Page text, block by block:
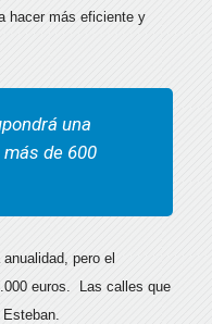
hacer más eficiente y
una
de 600
pero el
euros. Las calles que